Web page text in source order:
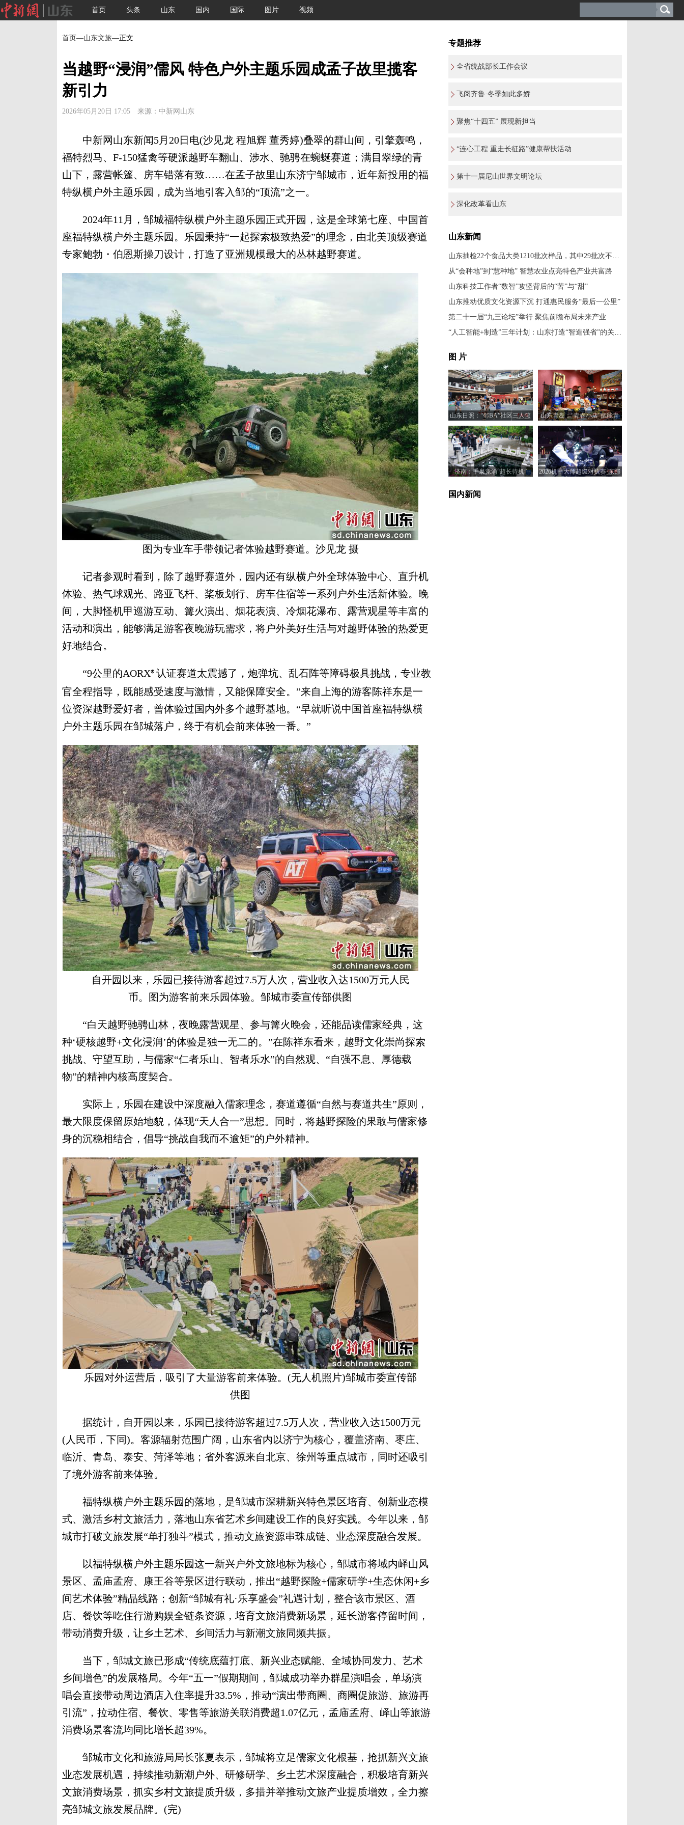
首页 头条 山东 国内 国际 图片 视频
首页—山东文旅—正文
当越野“浸润”儒风 特色户外主题乐园成孟子故里揽客
新引力
2026年05月20日 17:05 来源：中新网山东
中新网山东新闻5月20日电(沙见龙 程旭辉 董秀婷)叠翠的群山间，引擎轰鸣，
福特烈马、F-150猛禽等硬派越野车翻山、涉水、驰骋在蜿蜒赛道；满目翠绿的青
山下，露营帐篷、房车错落有致……在孟子故里山东济宁邹城市，近年新投用的福
特纵横户外主题乐园，成为当地引客入邹的“顶流”之一。
2024年11月，邹城福特纵横户外主题乐园正式开园，这是全球第七座、中国首
座福特纵横户外主题乐园。乐园秉持“一起探索极致热爱”的理念，由北美顶级赛道
专家鲍勃・伯恩斯操刀设计，打造了亚洲规模最大的丛林越野赛道。
图为专业车手带领记者体验越野赛道。沙见龙 摄
记者参观时看到，除了越野赛道外，园内还有纵横户外全球体验中心、直升机
体验、热气球观光、路亚飞杆、桨板划行、房车住宿等一系列户外生活新体验。晚
间，大脚怪机甲巡游互动、篝火演出、烟花表演、冷烟花瀑布、露营观星等丰富的
活动和演出，能够满足游客夜晚游玩需求，将户外美好生活与对越野体验的热爱更
好地结合。
“9公里的AORX®认证赛道太震撼了，炮弹坑、乱石阵等障碍极具挑战，专业教
官全程指导，既能感受速度与激情，又能保障安全。”来自上海的游客陈祥东是一
位资深越野爱好者，曾体验过国内外多个越野基地。“早就听说中国首座福特纵横
户外主题乐园在邹城落户，终于有机会前来体验一番。”
自开园以来，乐园已接待游客超过7.5万人次，营业收入达1500万元人民
币。图为游客前来乐园体验。邹城市委宣传部供图
“白天越野驰骋山林，夜晚露营观星、参与篝火晚会，还能品读儒家经典，这
种‘硬核越野+文化浸润’的体验是独一无二的。”在陈祥东看来，越野文化崇尚探索
挑战、守望互助，与儒家“仁者乐山、智者乐水”的自然观、“自强不息、厚德载
物”的精神内核高度契合。
实际上，乐园在建设中深度融入儒家理念，赛道遵循“自然与赛道共生”原则，
最大限度保留原始地貌，体现“天人合一”思想。同时，将越野探险的果敢与儒家修
身的沉稳相结合，倡导“挑战自我而不逾矩”的户外精神。
乐园对外运营后，吸引了大量游客前来体验。(无人机照片)邹城市委宣传部
供图
据统计，自开园以来，乐园已接待游客超过7.5万人次，营业收入达1500万元
(人民币，下同)。客源辐射范围广阔，山东省内以济宁为核心，覆盖济南、枣庄、
临沂、青岛、泰安、菏泽等地；省外客源来自北京、徐州等重点城市，同时还吸引
了境外游客前来体验。
福特纵横户外主题乐园的落地，是邹城市深耕新兴特色景区培育、创新业态模
式、激活乡村文旅活力，落地山东省艺术乡间建设工作的良好实践。今年以来，邹
城市打破文旅发展“单打独斗”模式，推动文旅资源串珠成链、业态深度融合发展。
以福特纵横户外主题乐园这一新兴户外文旅地标为核心，邹城市将域内峄山风
景区、孟庙孟府、康王谷等景区进行联动，推出“越野探险+儒家研学+生态休闲+乡
间艺术体验”精品线路；创新“邹城有礼·乐享盛会”礼遇计划，整合该市景区、酒
店、餐饮等吃住行游购娱全链条资源，培育文旅消费新场景，延长游客停留时间，
带动消费升级，让乡土艺术、乡间活力与新潮文旅同频共振。
当下，邹城文旅已形成“传统底蕴打底、新兴业态赋能、全域协同发力、艺术
乡间增色”的发展格局。今年“五一”假期期间，邹城成功举办群星演唱会，单场演
唱会直接带动周边酒店入住率提升33.5%，推动“演出带商圈、商圈促旅游、旅游再
引流”，拉动住宿、餐饮、零售等旅游关联消费超1.07亿元，孟庙孟府、峄山等旅游
消费场景客流均同比增长超39%。
邹城市文化和旅游局局长张夏表示，邹城将立足儒家文化根基，抢抓新兴文旅
业态发展机遇，持续推动新潮户外、研修研学、乡土艺术深度融合，积极培育新兴
文旅消费场景，抓实乡村文旅提质升级，多措并举推动文旅产业提质增效，全力擦
亮邹城文旅发展品牌。(完)
专题推荐
全省统战部长工作会议
飞阅齐鲁·冬季如此多娇
聚焦“十四五” 展现新担当
“连心工程 重走长征路”健康帮扶活动
第十一届尼山世界文明论坛
深化改革看山东
山东新闻
山东抽检22个食品大类1210批次样品，其中29批次不合格
从“会种地”到“慧种地” 智慧农业点亮特色产业共富路
山东科技工作者“数智”攻坚背后的“苦”与“甜”
山东推动优质文化资源下沉 打通惠民服务“最后一公里”
第二十一届“九三论坛”举行 聚焦前瞻布局未来产业
“人工智能+制造”三年计划：山东打造“智造强省”的关键一步
图 片
山东日照：“邻BA”社区三人篮
球赛火热开打
山东青岛：“青春小店”赋能青
年创业新活力
济南：千泉竞涌“超长待机”
2026机甲大师超级对抗赛·东部
国内新闻